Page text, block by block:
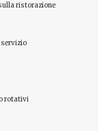
ristorazione
rotativi